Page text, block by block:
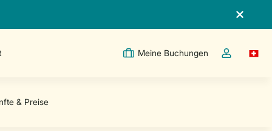
Meine Buchungen
Dropdown-